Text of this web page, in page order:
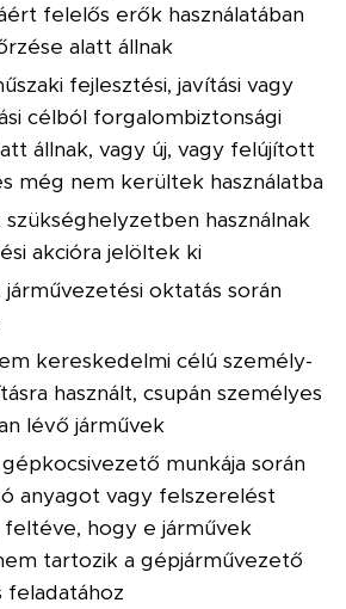
felelős erők használatában
alatt állnak
fejlesztési, javítási vagy
célból forgalombiztonsági
állnak, vagy új, vagy felújított
még nem kerültek használatba
használnak
akcióra jelöltek ki
oktatás során
kereskedelmi célú személy-
használt, csupán személyes
lévő járművek
munkája során
anyagot vagy felszerelést
feltéve, hogy e járművek
tartozik a gépjárművezető
feladatához